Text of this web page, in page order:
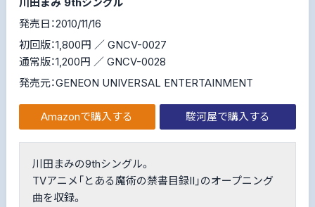
川田まみ 9thシングル
発売日：2010/11/16
初回版：1,800円 ／ GNCV-0027
通常版：1,200円 ／ GNCV-0028
発売元：GENEON UNIVERSAL ENTERTAINMENT
Amazonで購入する 駿河屋で購入する
川田まみの9thシングル。
TVアニメ「とある魔術の禁書目録II」のオープニング
曲を収録。